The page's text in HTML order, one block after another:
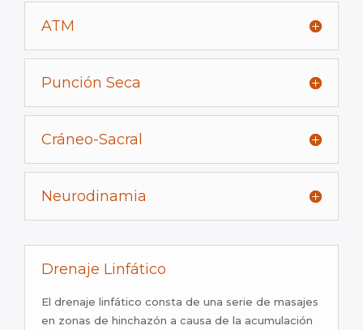
ATM
Punción Seca
Cráneo-Sacral
Neurodinamia
Drenaje Linfático
El drenaje linfático consta de una serie de masajes
en zonas de hinchazón a causa de la acumulación